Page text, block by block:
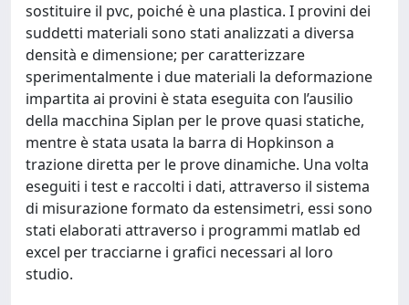
sostituire il pvc, poiché è una plastica. I provini dei
suddetti materiali sono stati analizzati a diversa
densità e dimensione; per caratterizzare
sperimentalmente i due materiali la deformazione
impartita ai provini è stata eseguita con l’ausilio
della macchina Siplan per le prove quasi statiche,
mentre è stata usata la barra di Hopkinson a
trazione diretta per le prove dinamiche. Una volta
eseguiti i test e raccolti i dati, attraverso il sistema
di misurazione formato da estensimetri, essi sono
stati elaborati attraverso i programmi matlab ed
excel per tracciarne i grafici necessari al loro
studio.